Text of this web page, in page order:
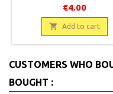
universitaires de France,
11,5 x 17,5 128 pages
broché, occasion .
Couverture défraîchie.
intérieur jauni,
€4.00
 Add to cart
CUSTOMERS WHO
BOUGHT :